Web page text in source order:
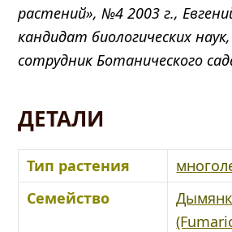
растений», №4 2003 г.,
кандидат биологических
сотрудник Ботанического
ДЕТАЛИ
Тип растения
Семейство